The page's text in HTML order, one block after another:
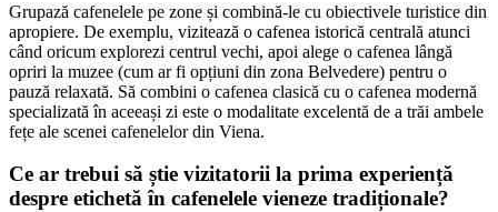
Grupază cafenelele pe zone și combină-le cu obiectivele turistice din
apropiere. De exemplu, vizitează o cafenea istorică centrală atunci
când oricum explorezi centrul vechi, apoi alege o cafenea lângă
opriri la muzee (cum ar fi opțiuni din zona Belvedere) pentru o
pauză relaxată. Să combini o cafenea clasică cu o cafenea modernă
specializată în aceeași zi este o modalitate excelentă de a trăi ambele
fețe ale scenei cafenelelor din Viena.
Ce ar trebui să știe vizitatorii la prima experiență
despre etichetă în cafenelele vieneze tradiționale?